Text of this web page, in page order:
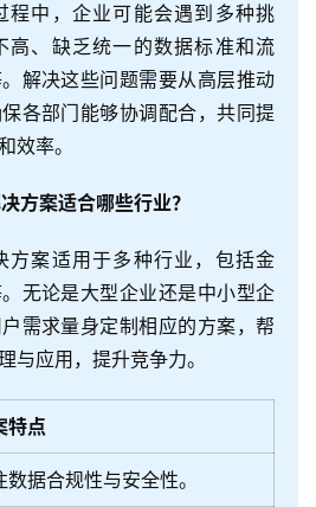
程中，企业可能会遇到多种挑
高、缺乏统一的数据标准和流
解决这些问题需要从高层推动
各部门能够协调配合，共同提
效率。
方案适合哪些行业？
方案适用于多种行业，包括金
无论是大型企业还是中小型企
需求量身定制相应的方案，帮
与应用，提升竞争力。
特点
数据合规性与安全性。